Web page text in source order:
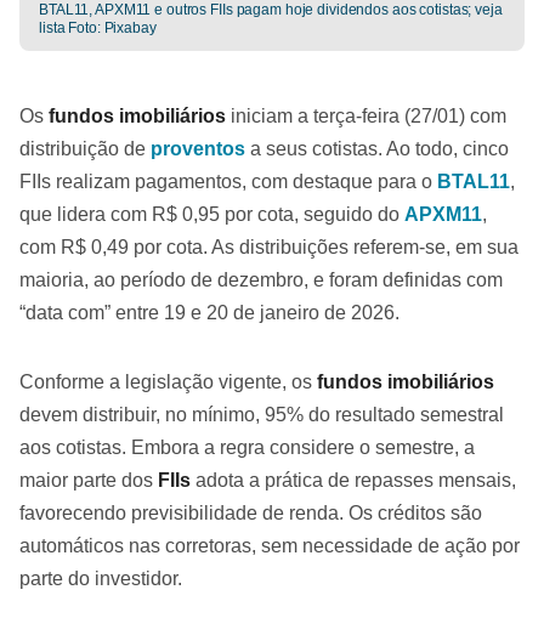
BTAL11, APXM11 e outros FIIs pagam hoje dividendos aos cotistas; veja
lista Foto: Pixabay
Os fundos imobiliários iniciam a terça-feira (27/01) com
distribuição de proventos a seus cotistas. Ao todo, cinco
FIIs realizam pagamentos, com destaque para o BTAL11,
que lidera com R$ 0,95 por cota, seguido do APXM11,
com R$ 0,49 por cota. As distribuições referem-se, em sua
maioria, ao período de dezembro, e foram definidas com
“data com” entre 19 e 20 de janeiro de 2026.
Conforme a legislação vigente, os fundos imobiliários
devem distribuir, no mínimo, 95% do resultado semestral
aos cotistas. Embora a regra considere o semestre, a
maior parte dos FIIs adota a prática de repasses mensais,
favorecendo previsibilidade de renda. Os créditos são
automáticos nas corretoras, sem necessidade de ação por
parte do investidor.